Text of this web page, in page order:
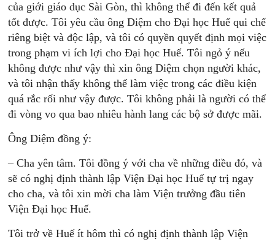
của giới giáo dục Sài Gòn, thì không thể đi đến kết quả
tốt được. Tôi yêu cầu ông Diệm cho Đại học Huế qui chế
riêng biệt và độc lập, và tôi có quyền quyết định mọi việc
trong phạm vi ích lợi cho Đại học Huế. Tôi ngỏ ý nếu
không được như vậy thì xin ông Diệm chọn người khác,
và tôi nhận thấy không thể làm việc trong các điều kiện
quá rắc rối như vậy được. Tôi không phải là người có thể
đi vòng vo qua bao nhiêu hành lang các bộ sở được mãi.
Ông Diệm đồng ý:
– Cha yên tâm. Tôi đồng ý với cha về những điều đó, và
sẽ có nghị định thành lập Viện Đại học Huế tự trị ngay
cho cha, và tôi xin mời cha làm Viện trưởng đầu tiên
Viện Đại học Huế.
Tôi trở về Huế ít hôm thì có nghị định thành lập Viện